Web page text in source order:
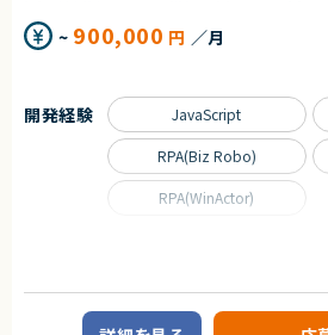
【ご参画後の流れ】
オンボーディング＞アセスメントテスト複数回
度）
【お願いする講座】※最低一つはご登壇を目指
・DX デザイン思考・課題抽出コース
・DX ビジネス企画立案コース
・DX プロジェクトマネジメントコース
・データサイエンス活用コース
・ディープラーニングハンズオン
・データサイエンス実践コース
AI受託開発の事業部にて、開発をお願いします。
受託開発の為、アサインするプロジェクトによっ
＜参考案件＞
・UI/UXを強化するため、過去の成功例・失敗
る仕組みを導入（LLM活用）。
・「要件定義のみ受注」ではなく、次のステッ
・人員が確保できれば、11月から開始可能。
・LLMと接続できるWebアプリケーションを前提。
求めるスキル
【必須スキル】
~ 900,000 円 ／月
プロジェクトリーダー
開発経験 JavaScript
RPA(Biz Robo)
RPA(WinActor)